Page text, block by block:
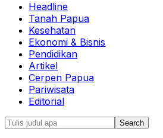
Headline
Tanah Papua
Kesehatan
Ekonomi & Bisnis
Pendidikan
Artikel
Cerpen Papua
Pariwisata
Editorial